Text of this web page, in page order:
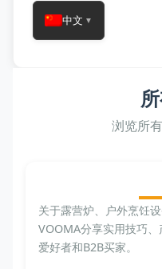
中文 ▼
浏览所
关于露营炉、户外烹饪
VOOMA分享实用技巧
爱好者和B2B买家。